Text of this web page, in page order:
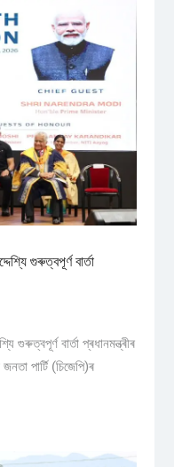
গুৰুত্বপূৰ্ণ বাৰ্তা
গুৰুত্বপূৰ্ণ বাৰ্তা প্ৰধানমন্ত্ৰীৰ
পাৰ্টি (চিজেপি)ৰ